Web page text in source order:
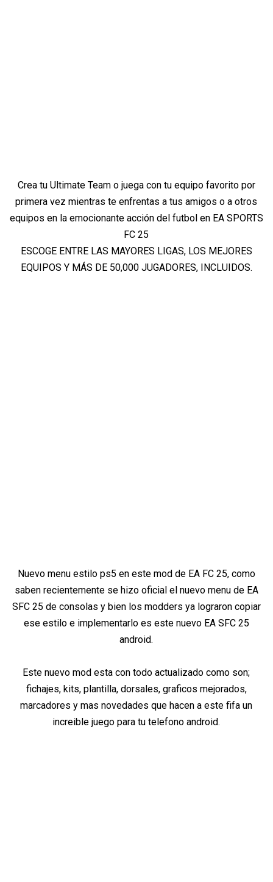
Crea tu Ultimate Team o juega con tu equipo favorito por
primera vez mientras te enfrentas a tus amigos o a otros
equipos en la emocionante acción del futbol en EA SPORTS
FC 25
ESCOGE ENTRE LAS MAYORES LIGAS, LOS MEJORES
EQUIPOS Y MÁS DE 50,000 JUGADORES, INCLUIDOS.
Nuevo menu estilo ps5 en este mod de EA FC 25, como
saben recientemente se hizo oficial el nuevo menu de EA
SFC 25 de consolas y bien los modders ya lograron copiar
ese estilo e implementarlo es este nuevo EA SFC 25
android.
Este nuevo mod esta con todo actualizado como son;
fichajes, kits, plantilla, dorsales, graficos mejorados,
marcadores y mas novedades que hacen a este fifa un
increible juego para tu telefono android.